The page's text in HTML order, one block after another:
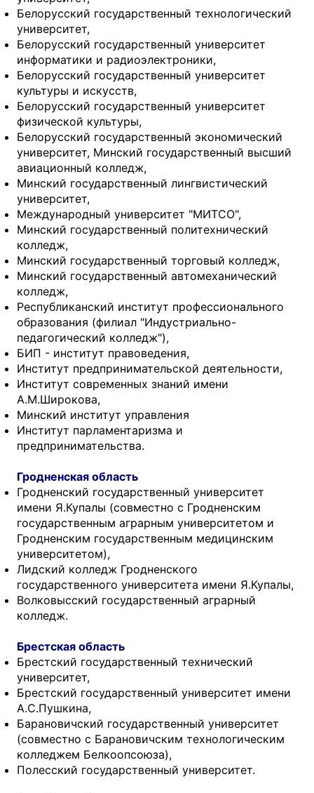
Белорусский государственный технологический
университет,
Белорусский государственный университет
информатики и радиоэлектроники,
Белорусский государственный университет
культуры и искусств,
Белорусский государственный университет
физической культуры,
Белорусский государственный экономический
университет, Минский государственный высший
авиационный колледж,
Минский государственный лингвистический
университет,
Международный университет "МИТСО",
Минский государственный политехнический
колледж,
Минский государственный торговый колледж,
Минский государственный автомеханический
колледж,
Республиканский институт профессионального
образования (филиал "Индустриально-
педагогический колледж"),
БИП - институт правоведения,
Институт предпринимательской деятельности,
Институт современных знаний имени
А.М.Широкова,
Минский институт управления
Институт парламентаризма и
предпринимательства.
Гродненская область
Гродненский государственный университет
имени Я.Купалы (совместно с Гродненским
государственным аграрным университетом и
Гродненским государственным медицинским
университетом),
Лидский колледж Гродненского
государственного университета имени Я.Купалы,
Волковысский государственный аграрный
колледж.
Брестская область
Брестский государственный технический
университет,
Брестский государственный университет имени
А.С.Пушкина,
Барановичский государственный университет
(совместно с Барановичским технологическим
колледжем Белкоопсоюза),
Полесский государственный университет.